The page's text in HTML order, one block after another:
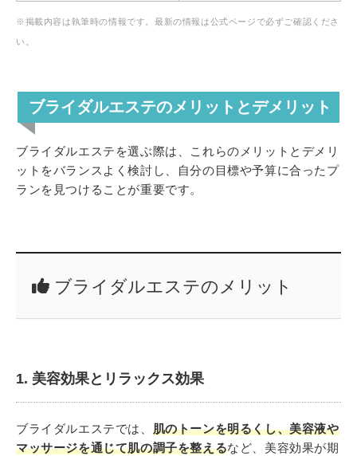
※掲載内容は執筆時の情報です。最新の情報は公式ページで必ずご確認くださ
い。
ブライダルエステのメリットとデメリット
ブライダルエステを選ぶ際は、これらのメリットとデメリ
ットをバランスよく検討し、自分の目標や予算に合ったプ
ランを見つけることが重要です。
ブライダルエステのメリット
1. 美容効果とリラックス効果
ブライダルエステでは、 肌のトーンを明るくし、美容液や
マッサージを通じて肌の調子を整えるなど、美容効果が期